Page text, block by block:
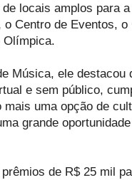
locais amplos para
Centro de Eventos,
Olímpica.
Música, ele destacou
e sem público,
mais uma opção de
grande
de R$ 25 mil